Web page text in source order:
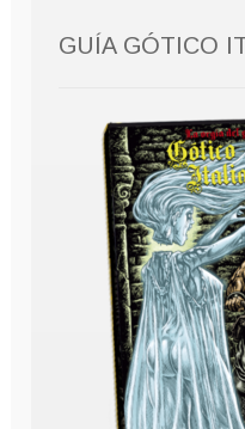
GUÍA GÓTICO